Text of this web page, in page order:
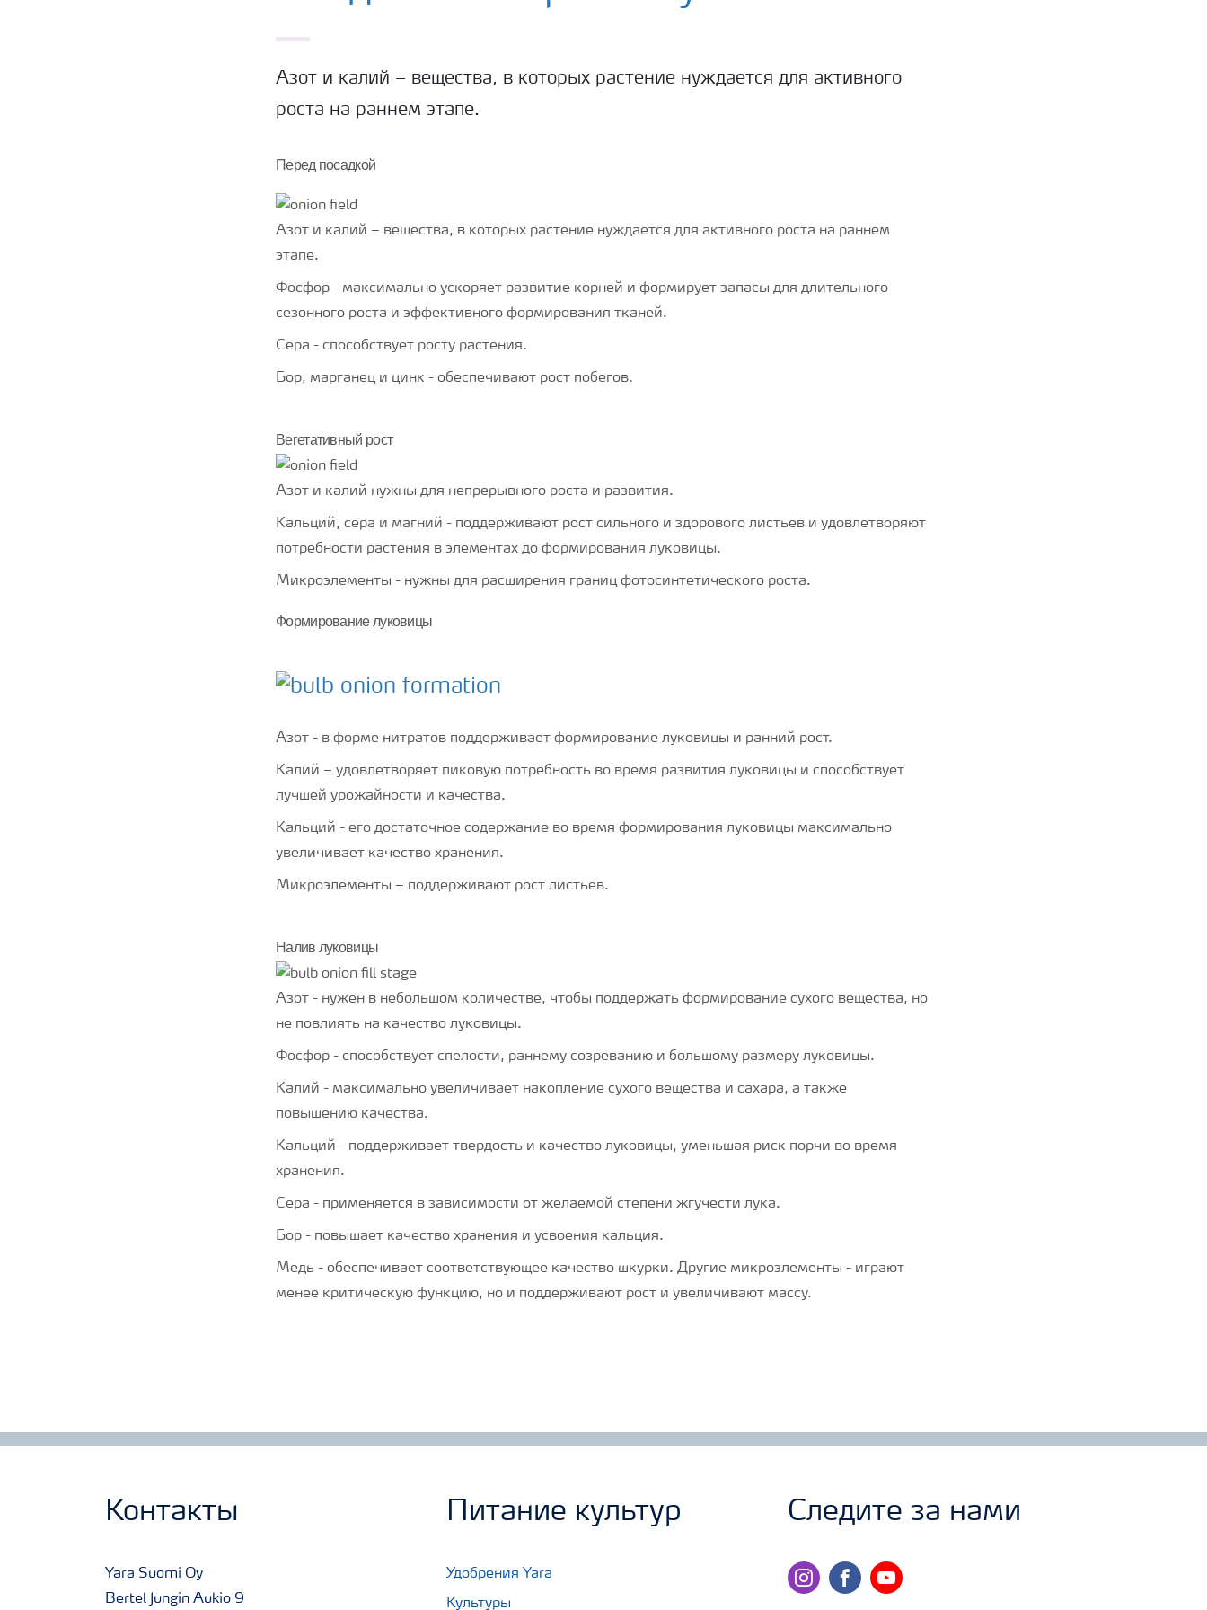
Азот и калий – вещества, в которых растение нуждается для активного
роста на раннем этапе.
Перед посадкой
Азот и калий – вещества, в которых растение нуждается для активного роста на раннем
этапе.
Фосфор - максимально ускоряет развитие корней и формирует запасы для длительного
сезонного роста и эффективного формирования тканей.
Сера - способствует росту растения.
Бор, марганец и цинк - обеспечивают рост побегов.
Вегетативный рост
Азот и калий нужны для непрерывного роста и развития.
Кальций, сера и магний - поддерживают рост сильного и здорового листьев и удовлетворяют
потребности растения в элементах до формирования луковицы.
Микроэлементы - нужны для расширения границ фотосинтетического роста.
Формирование луковицы
Азот - в форме нитратов поддерживает формирование луковицы и ранний рост.
Калий – удовлетворяет пиковую потребность во время развития луковицы и способствует
лучшей урожайности и качества.
Кальций - его достаточное содержание во время формирования луковицы максимально
увеличивает качество хранения.
Микроэлементы – поддерживают рост листьев.
Налив луковицы
Азот - нужен в небольшом количестве, чтобы поддержать формирование сухого вещества, но
не повлиять на качество луковицы.
Фосфор - способствует спелости, раннему созреванию и большому размеру луковицы.
Калий - максимально увеличивает накопление сухого вещества и сахара, а также
повышению качества.
Кальций - поддерживает твердость и качество луковицы, уменьшая риск порчи во время
хранения.
Сера - применяется в зависимости от желаемой степени жгучести лука.
Бор - повышает качество хранения и усвоения кальция.
Медь - обеспечивает соответствующее качество шкурки. Другие микроэлементы - играют
менее критическую функцию, но и поддерживают рост и увеличивают массу.
Контакты
Yara Suomi Oy
Bertel Jungin Aukio 9
Питание культур
Удобрения Yara
Культуры
Следите за нами
instagramfacebookyoutube